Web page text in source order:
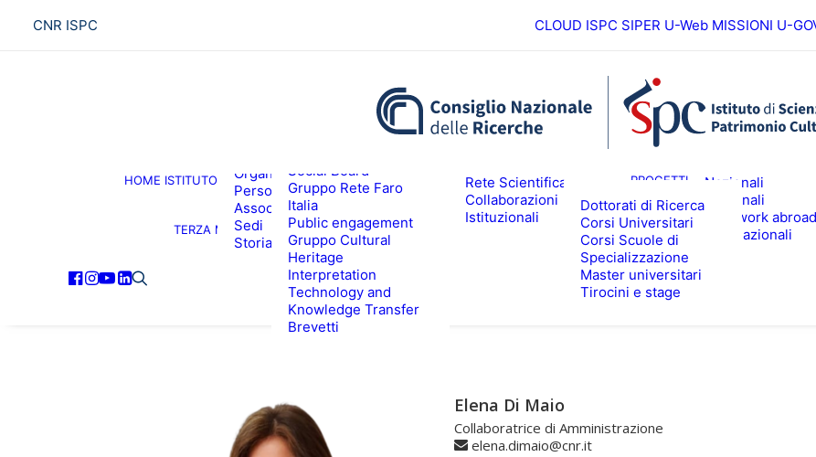
CNR ISPC CLOUD ISPC SIPER U-Web MISSIONI U-
HOME ISTITUTO
Organigramma
Personale
Associati ISPC
Sedi
Storia
Rete Scientifica
Collaborazioni
Istituzionali
PROGETTI
Nazionali
Regionali
Fieldwork abroad
Internazionali
TERZA MISSIONE
Social Board
Gruppo Rete Faro
Italia
Public engagement
Gruppo Cultural
Heritage
Interpretation
Technology and
Knowledge Transfer
Brevetti
Dottorati di Ricerca
Corsi Universitari
Corsi Scuole di
Specializzazione
Master universitari
Tirocini e stage
EVENTI &
Elena Di Maio
Collaboratrice di Amministrazione
elena.dimaio@cnr.it